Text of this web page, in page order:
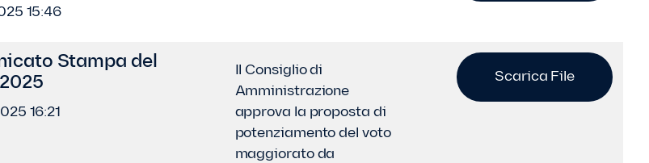
15:46
Stampa del
16:21
Il Consiglio di
Amministrazione
approva la proposta di
potenziamento del voto
maggiorato da
Scarica File